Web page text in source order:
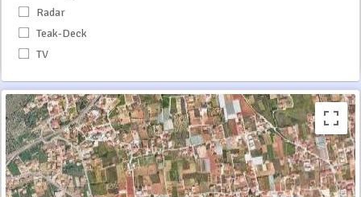
Radar
Teak-Deck
TV